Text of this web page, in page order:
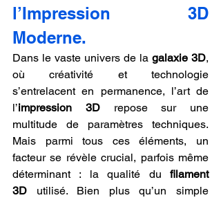
l’Impression 3D
Moderne.
Dans le vaste univers de la galaxie 3D,
où créativité et technologie
s’entrelacent en permanence, l’art de
l’impression 3D repose sur une
multitude de paramètres techniques.
Mais parmi tous ces éléments, un
facteur se révèle crucial, parfois même
déterminant : la qualité du filament
3D utilisé. Bien plus qu’un simple